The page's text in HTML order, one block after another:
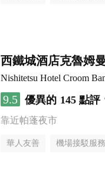
西鐵城酒店克魯姆
Nishitetsu Hotel Croom
9.5 優異的 145 點評
靠近帕蓬夜市
華人友善 機場接駁服務